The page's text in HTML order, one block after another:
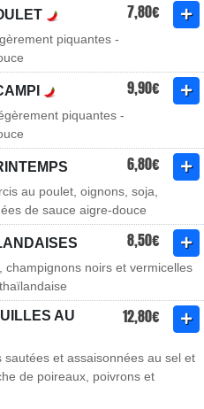
7,80€
piquantes -
9,90€
piquantes -
6,80€
au poulet, oignons, soja,
de sauce aigre-douce
8,50€
noirs et vermicelles
AU
12,80€
et assaisonnées au sel et
de poireaux, poivrons et